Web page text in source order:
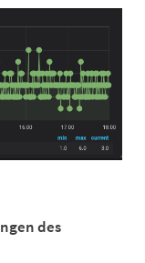
des